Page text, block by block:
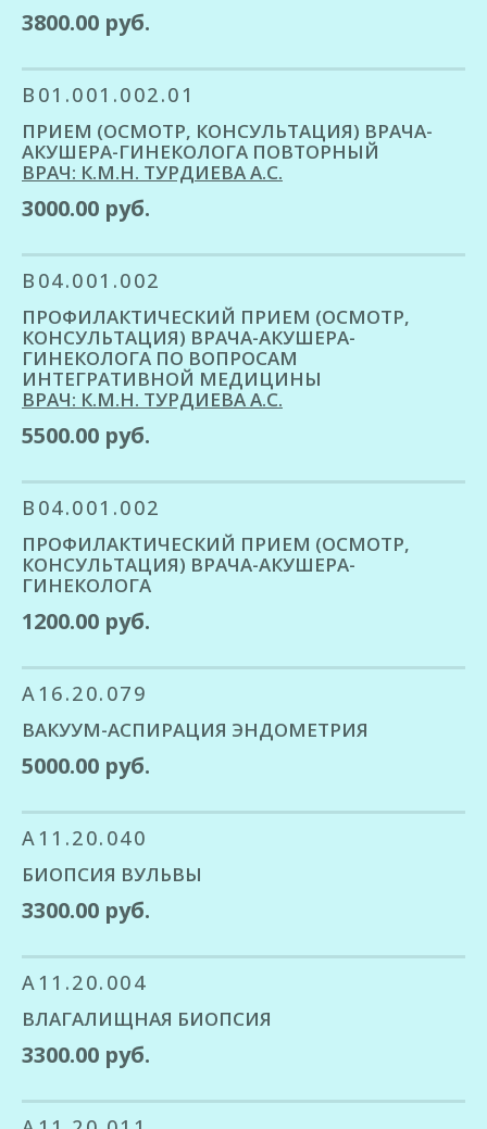
3800.00 руб.
B01.001.002.01
ПРИЕМ (ОСМОТР, КОНСУЛЬТАЦИЯ) ВРАЧА-
АКУШЕРА-ГИНЕКОЛОГА ПОВТОРНЫЙ
ВРАЧ: К.М.Н. ТУРДИЕВА А.С.
3000.00 руб.
B04.001.002
ПРОФИЛАКТИЧЕСКИЙ ПРИЕМ (ОСМОТР,
КОНСУЛЬТАЦИЯ) ВРАЧА-АКУШЕРА-
ГИНЕКОЛОГА ПО ВОПРОСАМ
ИНТЕГРАТИВНОЙ МЕДИЦИНЫ
ВРАЧ: К.М.Н. ТУРДИЕВА А.С.
5500.00 руб.
B04.001.002
ПРОФИЛАКТИЧЕСКИЙ ПРИЕМ (ОСМОТР,
КОНСУЛЬТАЦИЯ) ВРАЧА-АКУШЕРА-
ГИНЕКОЛОГА
1200.00 руб.
A16.20.079
ВАКУУМ-АСПИРАЦИЯ ЭНДОМЕТРИЯ
5000.00 руб.
A11.20.040
БИОПСИЯ ВУЛЬВЫ
3300.00 руб.
A11.20.004
ВЛАГАЛИЩНАЯ БИОПСИЯ
3300.00 руб.